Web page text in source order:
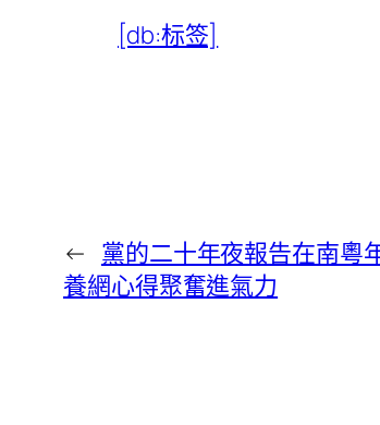
[db:标签]
← 黨的二十年夜報告在南粵
養網心得聚奮進氣力